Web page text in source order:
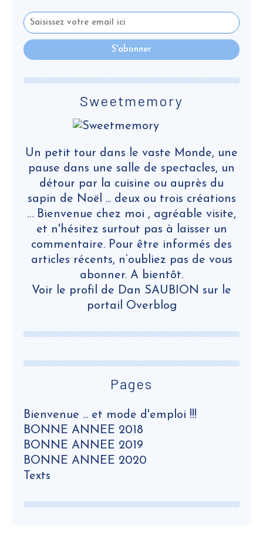
Pages
Bienvenue ... et mode d'emploi !!!
BONNE ANNEE 2018
BONNE ANNEE 2019
BONNE ANNEE 2020
Texts
Sweetmemory
Un petit tour dans le vaste Monde, une
pause dans une salle de spectacles, un
détour par la cuisine ou auprès du
sapin de Noël ... deux ou trois créations
… Bienvenue chez moi , agréable visite,
et n'hésitez surtout pas à laisser un
commentaire. Pour être informés des
articles récents, n’oubliez pas de vous
abonner. A bientôt.
Voir le profil de Dan SAUBION sur le
portail Overblog